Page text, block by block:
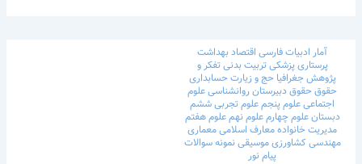
آمار ادبیات فارسی اقتصادبهداشت
پرستاریپزشکیتربیت بدنیتفکر و
پژوهشجغرافیاحج و زیارتحسابداری
حقوقحقوقدبیرستانروانشناسیعلوم
اجتماعیعلوم پنجمعلوم تجربی ششم
دبستانعلوم چهارمعلوم نهمعلوم هفتم
مدیریت خانوادهمعارف اسلامیمعماری
مهندسی کشاورزیموسیقینمونه سوالات
پیام نور